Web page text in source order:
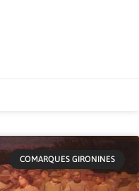
COMARQUES GIRONINES